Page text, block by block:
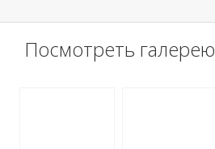
Посмотреть галерею